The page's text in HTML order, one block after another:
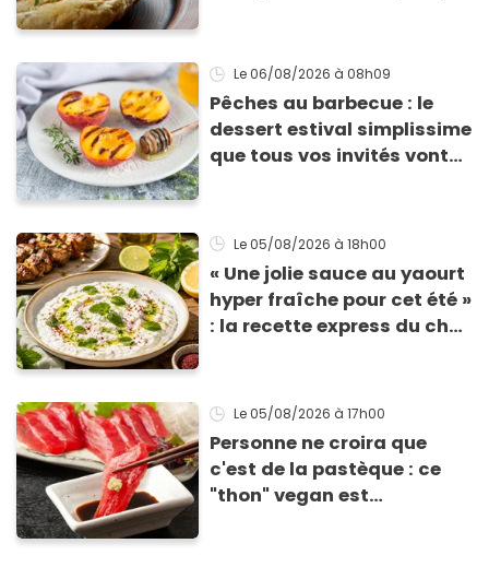
Le 06/08/2026 à 08h09
Pêches au barbecue : le
dessert estival simplissime
que tous vos invités vont
Le 05/08/2026 à 18h00
« Une jolie sauce au yaourt
hyper fraîche pour cet été »
: la recette express du chef
grillades
Le 05/08/2026 à 17h00
Personne ne croira que
c'est de la pastèque : ce
"thon" vegan est